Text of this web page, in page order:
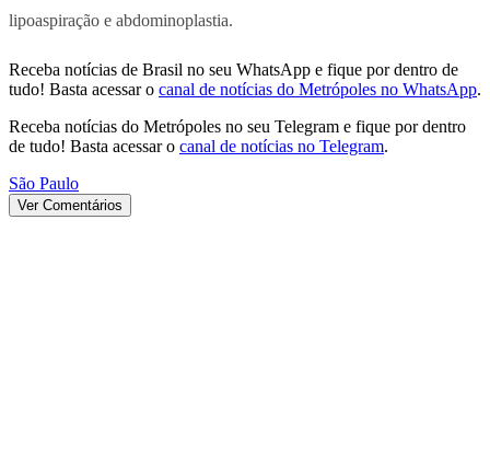
lipoaspiração e abdominoplastia.
Receba notícias de Brasil no seu WhatsApp e fique por dentro de
tudo! Basta acessar o canal de notícias do Metrópoles no WhatsApp.
Receba notícias do Metrópoles no seu Telegram e fique por dentro
de tudo! Basta acessar o canal de notícias no Telegram.
São Paulo
Ver Comentários